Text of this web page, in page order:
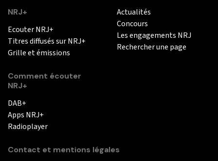
NRJ+
Ecouter NRJ+
Titres diffusés sur NRJ+
Grille et émissions
Comment écouter
NRJ+
DAB+
Apps NRJ+
Radioplayer
Actualités
Concours
Les engagements NRJ
Rechercher une page
Contact et mentions légales